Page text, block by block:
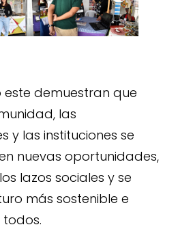
este demuestran que
las
y las instituciones se
nuevas oportunidades,
lazos sociales y se
más sostenible e